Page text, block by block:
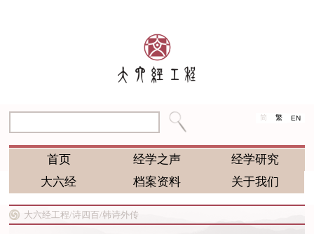
简 繁 EN
首页 经学之声
经学研究
大六经
档案资料 关于我们
大六经工程/诗四百/韩诗外传